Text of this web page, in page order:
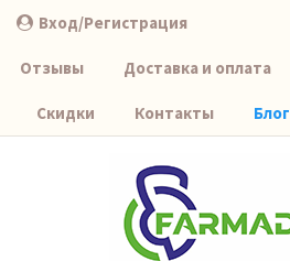
Вход/Регистрация
Отзывы Доставка и оплата
Скидки Контакты Блог